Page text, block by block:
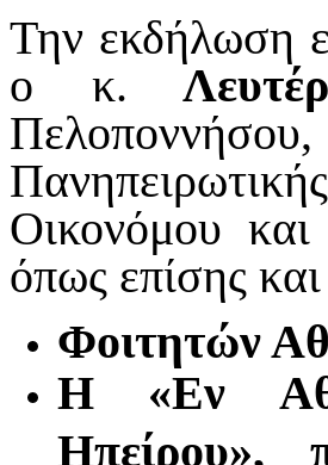
Την εκδήλωση
ο κ.
Οικονόμου
όπως επίσης
Φοιτητών
Η «Εν
Ηπείρου»,